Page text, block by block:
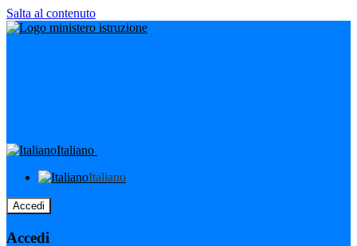
Salta al contenuto
Italiano
Italiano
Accedi
Accedi